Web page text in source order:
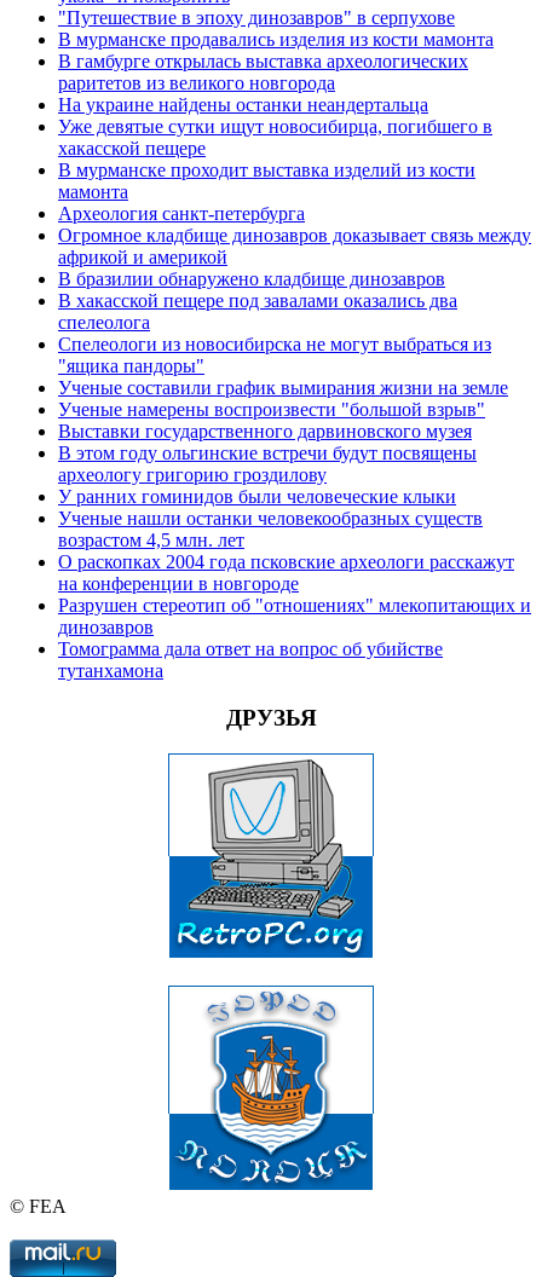
"Путешествие в эпоху динозавров" в серпухове
В мурманске продавались изделия из кости мамонта
В гамбурге открылась выставка археологических
раритетов из великого новгорода
На украине найдены останки неандертальца
Уже девятые сутки ищут новосибирца, погибшего в
хакасской пещере
В мурманске проходит выставка изделий из кости
мамонта
Археология санкт-петербурга
Огромное кладбище динозавров доказывает связь между
африкой и америкой
В бразилии обнаружено кладбище динозавров
В хакасской пещере под завалами оказались два
спелеолога
Спелеологи из новосибирска не могут выбраться из
"ящика пандоры"
Ученые составили график вымирания жизни на земле
Ученые намерены воспроизвести "большой взрыв"
Выставки государственного дарвиновского музея
В этом году ольгинские встречи будут посвящены
археологу григорию гроздилову
У ранних гоминидов были человеческие клыки
Ученые нашли останки человекообразных существ
возрастом 4,5 млн. лет
О раскопках 2004 года псковские археологи расскажут
на конференции в новгороде
Разрушен стереотип об "отношениях" млекопитающих и
динозавров
Томограмма дала ответ на вопрос об убийстве
тутанхамона
ДРУЗЬЯ
© FEA